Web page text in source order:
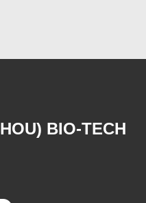
BIO-TECH